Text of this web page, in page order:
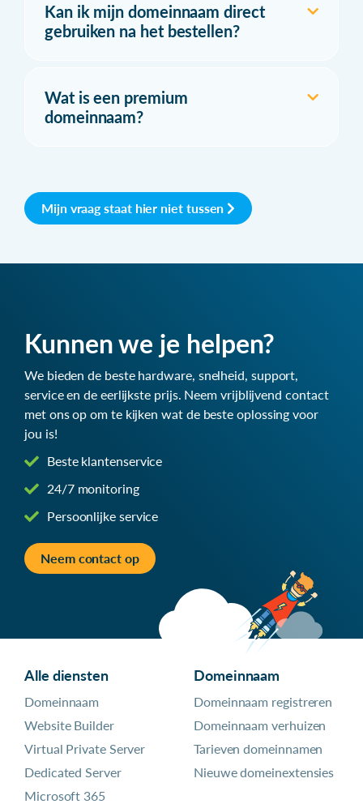
Kan ik mijn domeinnaam direct
gebruiken na het bestellen?
Wat is een premium
domeinnaam?
Mijn vraag staat hier niet tussen
Kunnen we je helpen?
We bieden de beste hardware, snelheid, support,
service en de eerlijkste prijs. Neem vrijblijvend contact
met ons op om te kijken wat de beste oplossing voor
jou is!
Beste klantenservice
24/7 monitoring
Persoonlijke service
Neem contact op
Alle diensten
Domeinnaam
Website Builder
Virtual Private Server
Dedicated Server
Microsoft 365
Domeinnaam
Domeinnaam registreren
Domeinnaam verhuizen
Tarieven domeinnamen
Nieuwe domeinextensies